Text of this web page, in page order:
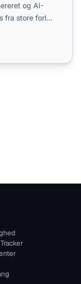
og AI-
fra store forlag